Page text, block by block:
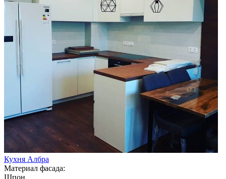
Кухня Албра
Материал фасада:
Шпон